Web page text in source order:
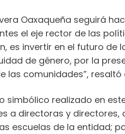
Oaxaqueña seguirá
el eje rector de las
es invertir en el futuro de
de género, por la
las comunidades”,
simbólico realizado en
a directoras y
escuelas de la entidad;